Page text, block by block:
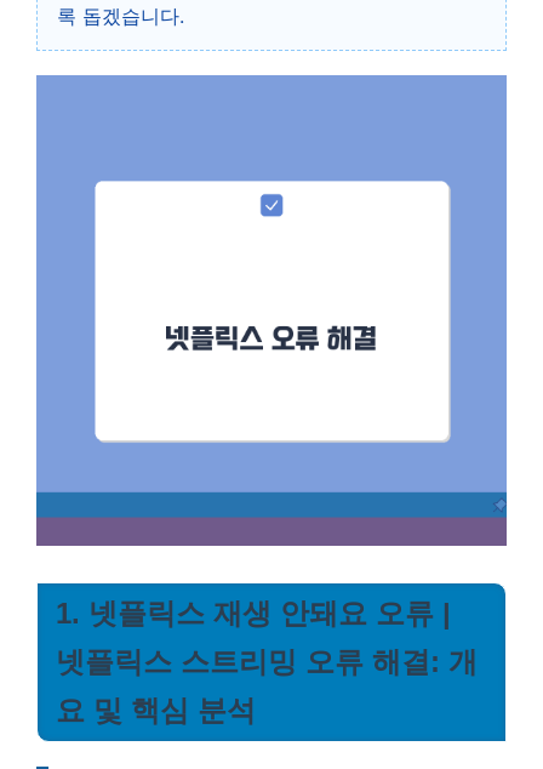
록 돕겠습니다.
1. 넷플릭스 재생 안돼요 오류 |
넷플릭스 스트리밍 오류 해결: 개
요 및 핵심 분석